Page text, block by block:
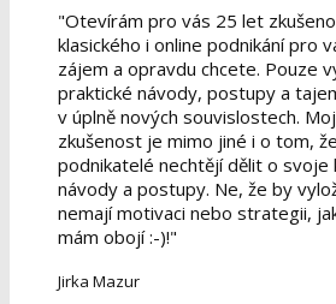
"Otevírám pro vás 25 let
klasického i online podnikání pro
zájem a opravdu chcete. Pouze
praktické návody, postupy a
v úplně nových souvislostech.
zkušenost je mimo jiné i o tom,
podnikatelé nechtějí dělit o svoje
návody a postupy. Ne, že by
nemají motivaci nebo strategii,
mám obojí :-)!"
Jirka Mazur